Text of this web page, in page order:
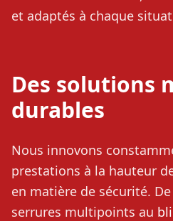
et adaptés à chaque
Des solutions
durables
Nous innovons
prestations à la hauteur
en matière de sécurité.
serrures multipoints au